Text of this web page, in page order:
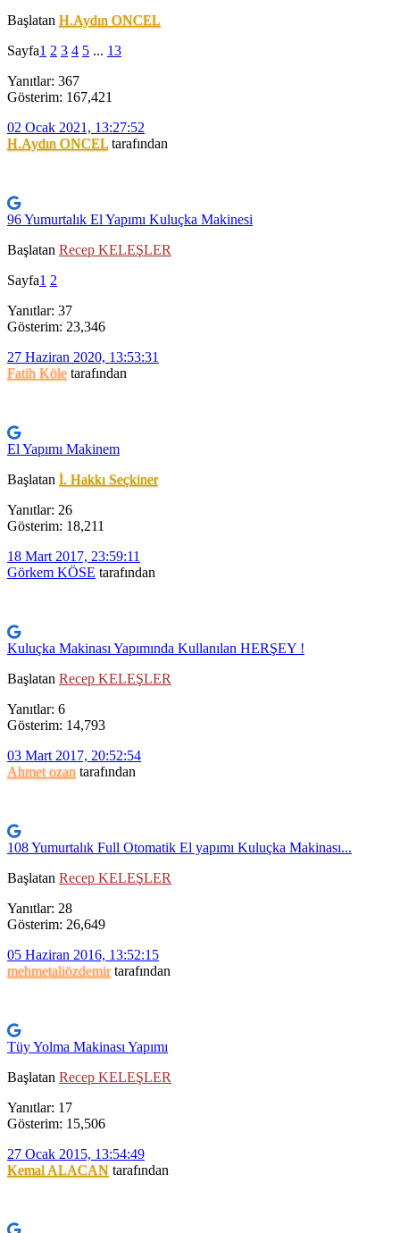
Başlatan H.Aydın ONCEL
Sayfa1 2 3 4 5 ... 13
Yanıtlar: 367
Gösterim: 167,421
02 Ocak 2021, 13:27:52
H.Aydın ONCELtarafından
96 Yumurtalık El Yapımı Kuluçka Makinesi
Başlatan Recep KELEŞLER
Sayfa1 2
Yanıtlar: 37
Gösterim: 23,346
27 Haziran 2020, 13:53:31
Fatih Köletarafından
El Yapımı Makinem
Başlatan İ. Hakkı Seçkiner
Yanıtlar: 26
Gösterim: 18,211
18 Mart 2017, 23:59:11
Görkem KÖSE tarafından
Kuluçka Makinası Yapımında Kullanılan HERŞEY !
Başlatan Recep KELEŞLER
Yanıtlar: 6
Gösterim: 14,793
03 Mart 2017, 20:52:54
Ahmet ozan tarafından
108 Yumurtalık Full Otomatik El yapımı Kuluçka Makinası...
Başlatan Recep KELEŞLER
Yanıtlar: 28
Gösterim: 26,649
05 Haziran 2016, 13:52:15
mehmetaliözdemirtarafından
Tüy Yolma Makinası Yapımı
Başlatan Recep KELEŞLER
Yanıtlar: 17
Gösterim: 15,506
27 Ocak 2015, 13:54:49
Kemal ALACAN tarafından